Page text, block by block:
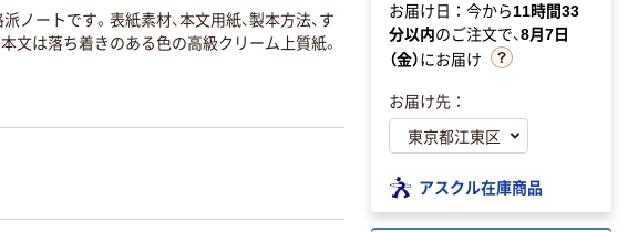
ートです。表紙素材、本文用紙、製本方法、す
文は落ち着きのある色の高級クリーム上質紙。
お届け日：今から11時間33
分以内のご注文で、8月7日
（金）にお届け
お届け先：
アスクル在庫商品